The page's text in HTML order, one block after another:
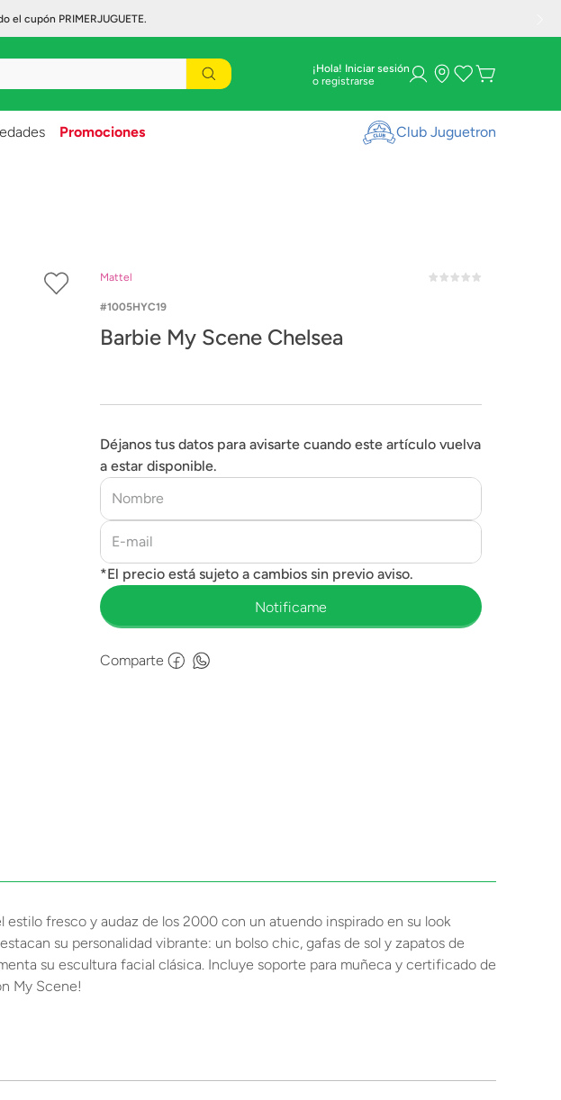
el cupón PRIMERJUGUETE.
¡Hola! Iniciar sesión
Promociones Club Juguetron
Mattel
1005HYC19
Barbie My Scene Chelsea
Déjanos tus datos para avisarte cuando este artículo vuelva
a estar disponible.
Comparte
fresco y audaz de los 2000 con un atuendo inspirado en su look
su personalidad vibrante: un bolso chic, gafas de sol y zapatos de
su escultura facial clásica. Incluye soporte para muñeca y certificado de
My Scene!